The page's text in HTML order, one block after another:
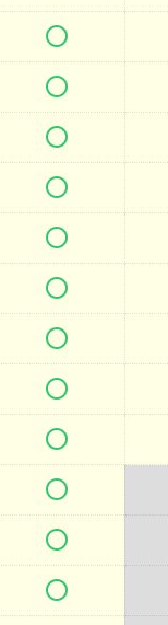











